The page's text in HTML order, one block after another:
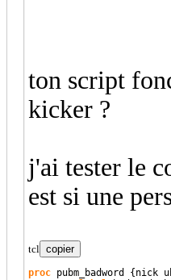
ton script
kicker ?
j'ai tester le
est si une
tcl copier
proc pubm_badword {nick